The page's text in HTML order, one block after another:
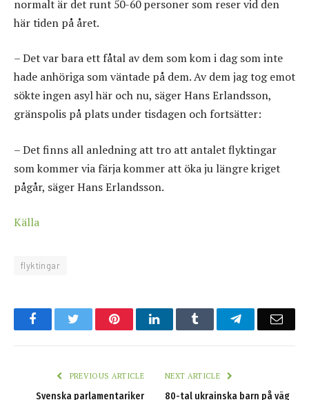
normalt är det runt 50-60 personer som reser vid den
här tiden på året.
– Det var bara ett fåtal av dem som kom i dag som inte
hade anhöriga som väntade på dem. Av dem jag tog emot
sökte ingen asyl här och nu, säger Hans Erlandsson,
gränspolis på plats under tisdagen och fortsätter:
– Det finns all anledning att tro att antalet flyktingar
som kommer via färja kommer att öka ju längre kriget
pågår, säger Hans Erlandsson.
Källa
flyktingar
FacebookTwitter PinterestLinkedIn Tumblr Telegram
PREVIOUS ARTICLE
Svenska parlamentariker
NEXT ARTICLE
80-tal ukrainska barn på väg